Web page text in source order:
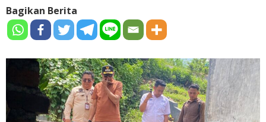
Bagikan Berita